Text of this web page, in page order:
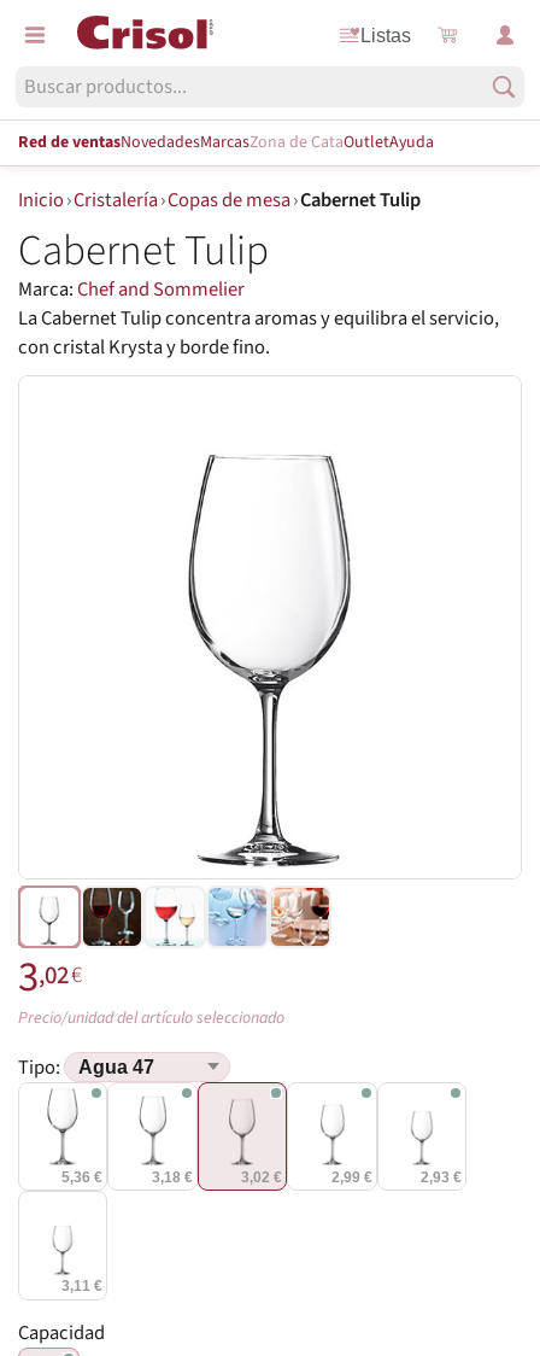
Listas
Red de ventasNovedadesMarcasZona de CataOutletAyuda
Inicio›Cristalería›Copas de mesa›Cabernet Tulip
Cabernet Tulip
Marca:Chef and Sommelier
La Cabernet Tulip concentra aromas y equilibra el servicio,
con cristal Krysta y borde fino.
3,02€
Precio/unidad del artículo seleccionado
Tipo:
5,36 € 3,18 € 3,02 € 2,99 € 2,93 €
3,11 €
Capacidad